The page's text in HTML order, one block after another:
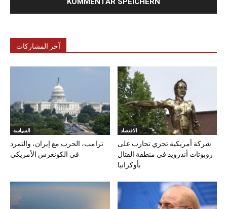
آخر المشاركات
السياسة
ترامب، الحرب مع إيران، والتمرد
في الكونغرس الأمريكي
الاقتصاد
شركة أمريكية تجري تجارب على
روبوتات أندرويد في منطقة القتال
بأوكرانيا